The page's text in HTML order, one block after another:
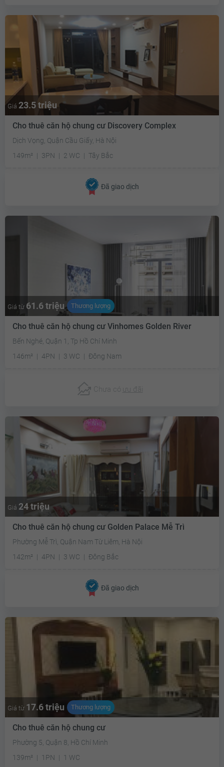
Giá 23.5 triệu
Cho thuê căn hộ chung cư Discovery Complex
Dịch Vọng, Quận Cầu Giấy, Hà Nội
149m²
3PN 2 WC Tây Bắc
Đã giao dịch
Giá từ 61.6 triệu Thương lượng
Cho thuê căn hộ chung cư Vinhomes Golden River
Bến Nghé, Quận 1, Tp Hồ Chí Minh
146m²
4PN 3 WC Đông Nam
Chưa có ưu đãi
Giá 24 triệu
Cho thuê căn hộ chung cư Golden Palace Mễ Trì
Phường Mễ Trì, Quận Nam Từ Liêm, Hà Nội
142m²
4PN 3 WC Đông Bắc
Đã giao dịch
Giá từ 17.6 triệu Thương lượng
Cho thuê căn hộ chung cư
Phường 5, Quận 8, Hồ Chí Minh
139m²
1PN 1 WC